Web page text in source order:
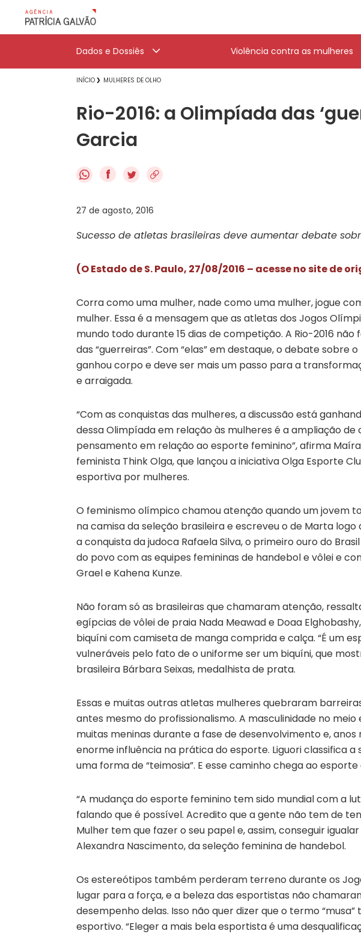
Dados e Dossiês Violência contra as mulheres
INÍCIO MULHERES DE OLHO
Rio-2016: a Olimpíada das
Garcia
f
27 de agosto, 2016
Sucesso de atletas brasileiras deve aumentar debate
(O Estado de S. Paulo, 27/08/2016 – acesse no site de
Corra como uma mulher, nade como uma mulher, jogue
mulher. Essa é a mensagem que as atletas dos Jogos
mundo todo durante 15 dias de competição. A Rio-2016 não
das “guerreiras”. Com “elas” em destaque, o debate sobre
ganhou corpo e deve ser mais um passo para a
e arraigada.
“Com as conquistas das mulheres, a discussão está
dessa Olimpíada em relação às mulheres é a ampliação de
pensamento em relação ao esporte feminino”, afirma
feminista Think Olga, que lançou a iniciativa Olga Esporte
esportiva por mulheres.
O feminismo olímpico chamou atenção quando um jovem
na camisa da seleção brasileira e escreveu o de Marta
a conquista da judoca Rafaela Silva, o primeiro ouro do
do povo com as equipes femininas de handebol e vôlei e
Grael e Kahena Kunze.
Não foram só as brasileiras que chamaram atenção,
egípcias de vôlei de praia Nada Meawad e Doaa
biquíni com camiseta de manga comprida e calça. “É um
vulneráveis pelo fato de o uniforme ser um biquíni, que
brasileira Bárbara Seixas, medalhista de prata.
Essas e muitas outras atletas mulheres quebraram
antes mesmo do profissionalismo. A masculinidade no
muitas meninas durante a fase de desenvolvimento e,
enorme influência na prática do esporte. Liguori classifica
uma forma de “teimosia”. E esse caminho chega ao
“A mudança do esporte feminino tem sido mundial com a
falando que é possível. Acredito que a gente não tem de
Mulher tem que fazer o seu papel e, assim, conseguir
Alexandra Nascimento, da seleção feminina de handebol.
Os estereótipos também perderam terreno durante os
lugar para a força, e a beleza das esportistas não
desempenho delas. Isso não quer dizer que o termo
esportivo. “Eleger a mais bela esportista é uma